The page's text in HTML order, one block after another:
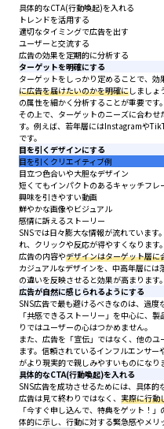
具体的なCTA(行動喚起)を入れる
トレンドを活用する
適切なタイミングで広告を出す
ユーザーと交流する
広告の効果を定期的に分析する
ターゲットを明確にする
ターゲットをしっかり定めることで、効
に広告を届けたいのかを明確にしましょ
の属性を細かく分析することが重要です。
その上で、ターゲットのニーズに合わ
す。例えば、若年層にはInstagramや
です。
目を引くデザインにする
目を引くクリエイティブ例
目立つ色合いや大胆なデザイン
短くてもインパクトのあるキャッチフレ
興味を引きやすい動画
鮮やかな画像やビジュアル
感情に訴えるストーリー
SNSでは日々膨大な情報が流れていま
れ、クリックや反応が得やすくなります。
広告の内容やデザインはターゲット層に
カジュアルなデザインを、中高年層に
の違いを反映させると効果が高まります。
広告が自然に感じられるようにする
SNS広告で最も避けるべきなのは、過
「共感できるストーリー」を中心に、製
りではユーザーの心はつかめません。
また、広告を「宣伝」ではなく、他の
ます。信頼されているインフルエンサ
がより現実的で親しみやすいものになり
具体的なCTA(行動喚起)を入れる
SNS広告を成功させるためには、具体的
広告は見て終わりではなく、 実際に行動
「今すぐ申し込んで、特典をゲット！
体的に示し、行動に対する緊急感やメリ